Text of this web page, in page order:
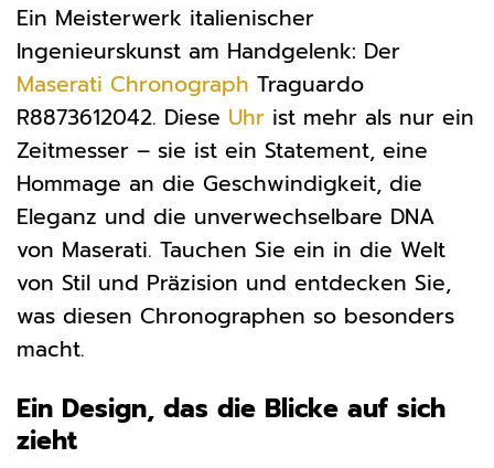
Ein Meisterwerk italienischer
Ingenieurskunst am Handgelenk: Der
Maserati Chronograph Traguardo
R8873612042. Diese Uhr ist mehr als nur ein
Zeitmesser – sie ist ein Statement, eine
Hommage an die Geschwindigkeit, die
Eleganz und die unverwechselbare DNA
von Maserati. Tauchen Sie ein in die Welt
von Stil und Präzision und entdecken Sie,
was diesen Chronographen so besonders
macht.
Ein Design, das die Blicke auf sich
zieht